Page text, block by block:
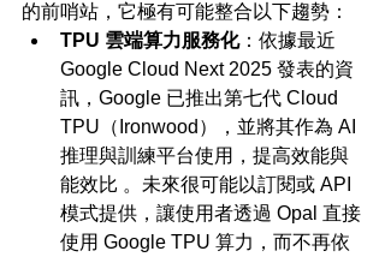
的前哨站，它極有可能整合以下趨勢：
TPU 雲端算力服務化：依據最近
Google Cloud Next 2025 發表的資
訊，Google 已推出第七代 Cloud
TPU（Ironwood），並將其作為 AI
推理與訓練平台使用，提高效能與
能效比 。未來很可能以訂閱或 API
模式提供，讓使用者透過 Opal 直接
使用 Google TPU 算力，而不再依